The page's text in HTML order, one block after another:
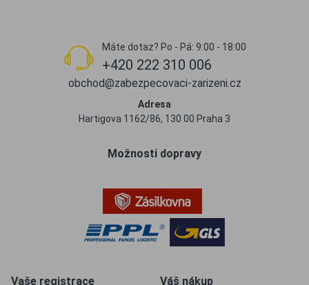
Máte dotaz? Po - Pá: 9:00 - 18:00
+420 222 310 006
obchod@zabezpecovaci-zarizeni.cz
Adresa
Hartigova 1162/86, 130 00 Praha 3
Možnosti dopravy
Vaše registrace Váš nákup